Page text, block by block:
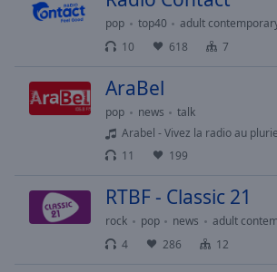
modal
Beginning
cancel
pop top40
adult
10
618 7
AraBel
pop news
talk
Arabel - Vivez la radio au
11
199
RTBF - Classic 21
rock pop news
adult
4
286 12